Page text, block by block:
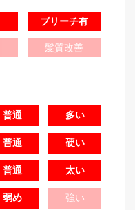
ブリーチ有
髪質改善
普通 多い
普通 硬い
普通 太い
弱め 強い